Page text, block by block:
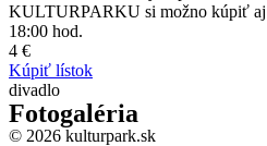
KULTURPARKU si možno kúpiť aj
18:00 hod.
4 €
Kúpiť lístok
divadlo
Fotogaléria
© 2026 kulturpark.sk